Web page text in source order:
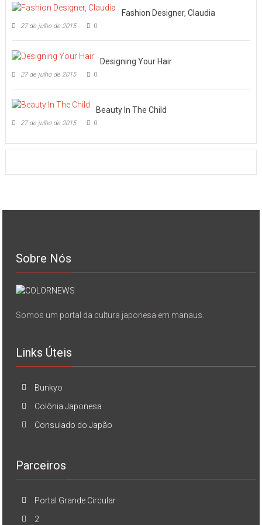
Fashion Designer, Claudia
27 de julho de 2015 0
Designing Your Hair
27 de julho de 2015 0
Beauty In The Child
27 de julho de 2015 0
Sobre Nós
Somos um portal da cultura japonesa em manaus.
Links Úteis
Bunkyo
Colônia Japonesa
Consulado do Japão
Parceiros
Portal Grande Circular
2